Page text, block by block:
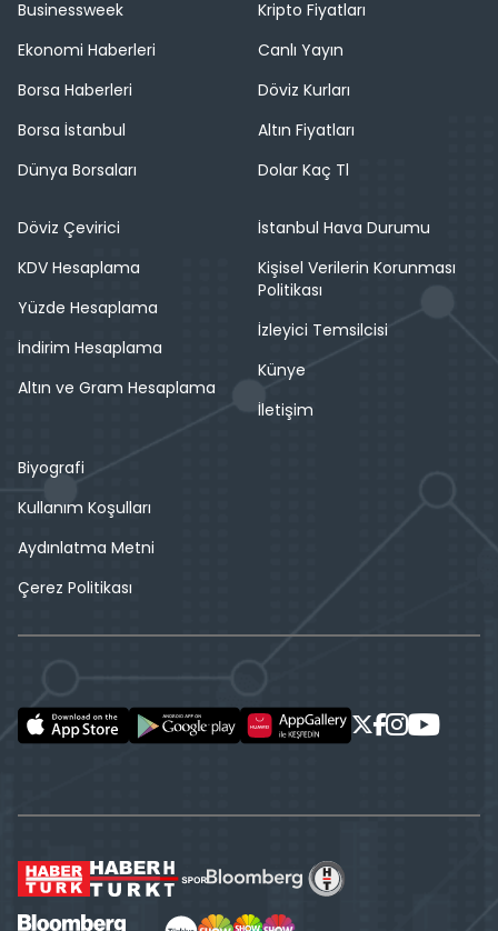
Businessweek
Ekonomi Haberleri
Borsa Haberleri
Borsa İstanbul
Dünya Borsaları
Kripto Fiyatları
Canlı Yayın
Döviz Kurları
Altın Fiyatları
Dolar Kaç Tl
Döviz Çevirici
KDV Hesaplama
Yüzde Hesaplama
İndirim Hesaplama
Altın ve Gram Hesaplama
İstanbul Hava Durumu
Kişisel Verilerin Korunması
Politikası
İzleyici Temsilcisi
Künye
İletişim
Biyografi
Kullanım Koşulları
Aydınlatma Metni
Çerez Politikası